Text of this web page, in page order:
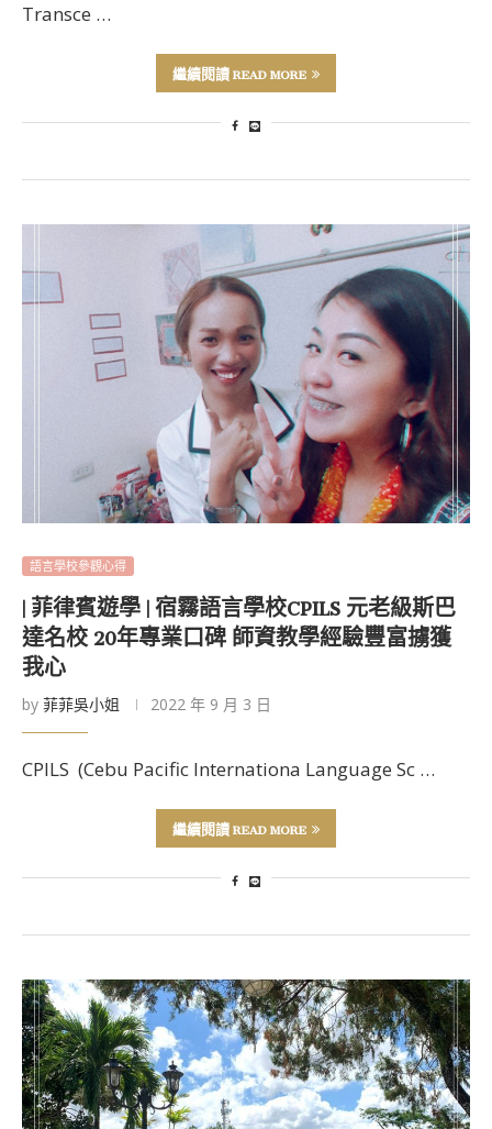
Transce …
繼續閱讀 READ MORE
語言學校參觀心得
| 菲律賓遊學 | 宿霧語言學校CPILS 元老級斯巴
達名校 20年專業口碑 師資教學經驗豐富擄獲
我心
by 菲菲吳小姐 2022 年 9 月 3 日
CPILS (Cebu Pacific Internationa Language Sc …
繼續閱讀 READ MORE